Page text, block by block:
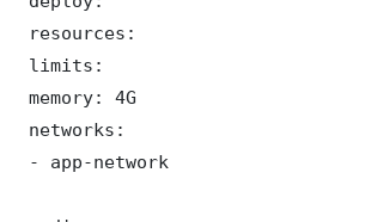
resources:
limits:
memory: 4G
networks:
- app-network